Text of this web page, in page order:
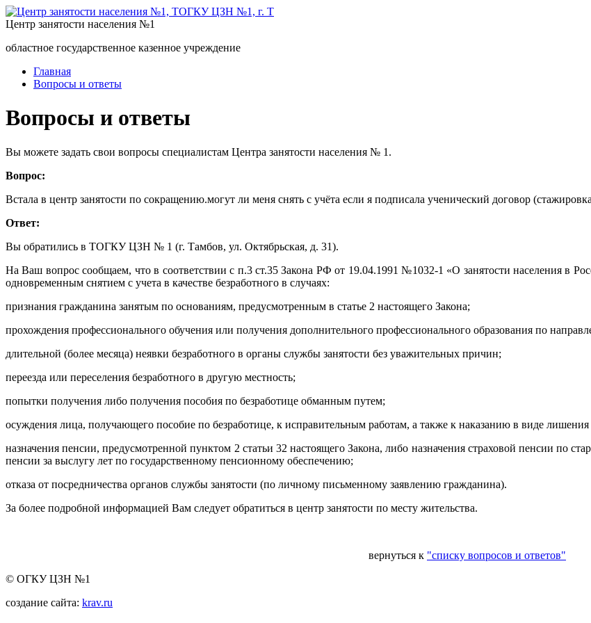
Центр занятости населения №1
областное государственное казенное учреждение
Главная
Вопросы и ответы
Вопросы и ответы
Вы можете задать свои вопросы специалистам Центра занятости населения № 1.
Вопрос:
Встала в центр занятости по сокращению.могут ли меня снять с учёта если я подписала ученический договор
Ответ:
Вы обратились в ТОГКУ ЦЗН № 1 (г. Тамбов, ул. Октябрьская, д. 31).
На Ваш вопрос сообщаем, что в соответствии с п.3 ст.35 Закона РФ от 19.04.1991 №1032-1 «О занятости населения в
одновременным снятием с учета в качестве безработного в случаях:
признания гражданина занятым по основаниям, предусмотренным в статье 2 настоящего Закона;
прохождения профессионального обучения или получения дополнительного профессионального образования по
длительной (более месяца) неявки безработного в органы службы занятости без уважительных причин;
переезда или переселения безработного в другую местность;
попытки получения либо получения пособия по безработице обманным путем;
осуждения лица, получающего пособие по безработице, к исправительным работам, а также к наказанию в виде
назначения пенсии, предусмотренной пунктом 2 статьи 32 настоящего Закона, либо назначения страховой пенсии по
пенсии за выслугу лет по государственному пенсионному обеспечению;
отказа от посредничества органов службы занятости (по личному письменному заявлению гражданина).
За более подробной информацией Вам следует обратиться в центр занятости по месту жительства.
вернуться к "списку вопросов и ответов"
© ОГКУ ЦЗН №1
создание сайта: krav.ru